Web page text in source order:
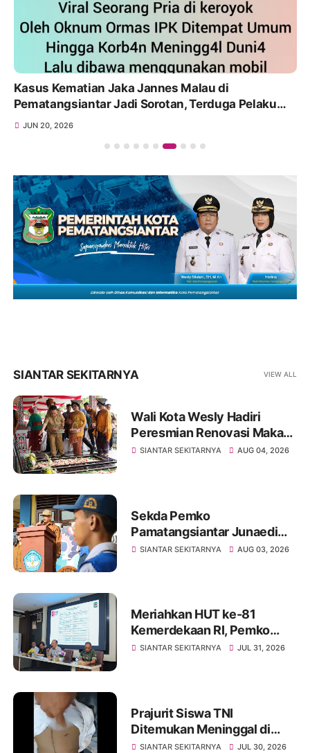
Perbaikan 9 Ruas Jalan Provinsi di Simalungun
Dimulai, Masyarakat Minta Ruas Siantar–
Perbatasan Karo Jadi Prioritas
JUN 10, 2026
SIANTAR SEKITARNYA VIEW ALL
Wali Kota Wesly Hadiri
Peresmian Renovasi Makam
dr. Djasamen Saragih, Ajak
SIANTAR SEKITARNYA AUG 04, 2026
Sekda Pemko
Pamatangsiantar Junaedi
Sitanggang Pembina
SIANTAR SEKITARNYA AUG 03, 2026
Meriahkan HUT ke-81
Kemerdekaan RI, Pemko
Pematangsiantar
SIANTAR SEKITARNYA JUL 31, 2026
Prajurit Siswa TNI
Ditemukan Meninggal di
Rindam I/BB, Penyelidikan
SIANTAR SEKITARNYA JUL 30, 2026